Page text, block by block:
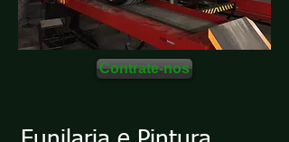
Contrate-nos